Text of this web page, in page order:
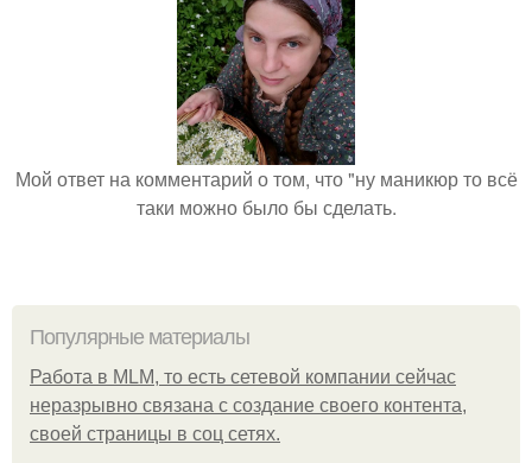
Мой ответ на комментарий о том, что "ну маникюр то всё
таки можно было бы сделать.
Популярные материалы
Работа в MLM, то есть сетевой компании сейчас
неразрывно связана с создание своего контента,
своей страницы в соц сетях.